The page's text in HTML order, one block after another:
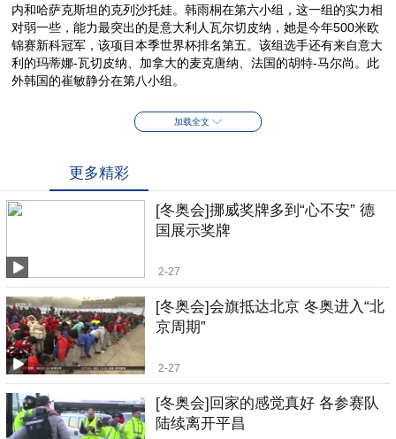
内和哈萨克斯坦的克列沙托娃。韩雨桐在第六小组，这一组的实力相
对弱一些，能力最突出的是意大利人瓦尔切皮纳，她是今年500米欧
锦赛新科冠军，该项目本季世界杯排名第五。该组选手还有来自意大
利的玛蒂娜-瓦切皮纳、加拿大的麦克唐纳、法国的胡特-马尔尚。此
外韩国的崔敏静分在第八小组。
加载全文
更多精彩
[冬奥会]挪威奖牌多到“心不安” 德
国展示奖牌
2-27
[冬奥会]会旗抵达北京 冬奥进入“北
京周期”
2-27
[冬奥会]回家的感觉真好 各参赛队
陆续离开平昌